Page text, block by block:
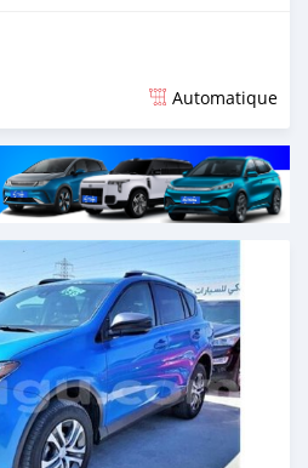
Automatique